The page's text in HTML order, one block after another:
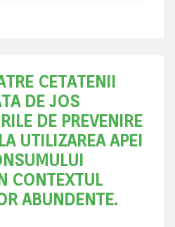
CETATENII
DE JOS
DE PREVENIRE
UTILIZAREA APEI
CONTEXTUL
ABUNDENTE.